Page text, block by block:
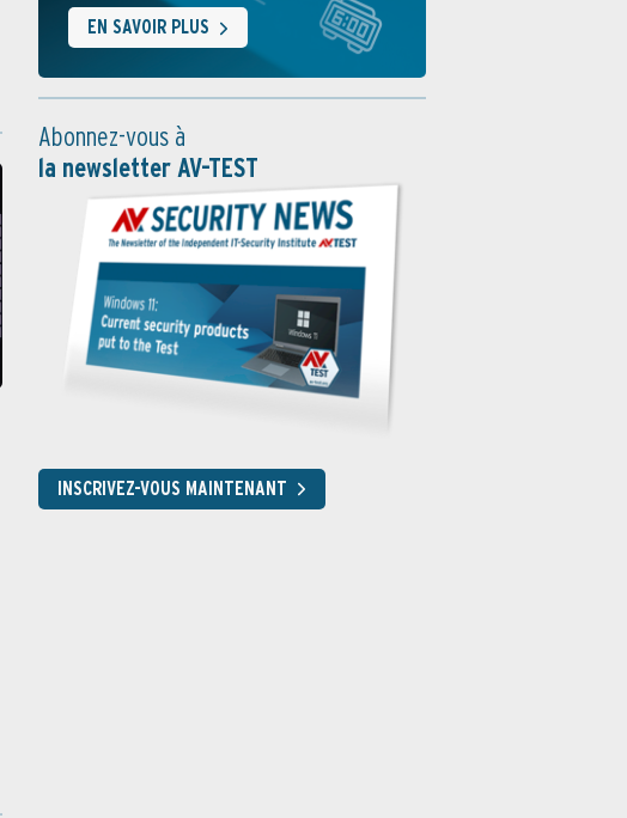
EN SAVOIR PLUS
Abonnez-vous à
la newsletter AV-TEST
INSCRIVEZ-VOUS MAINTENANT